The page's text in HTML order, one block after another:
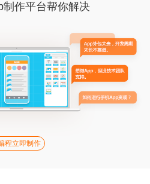
制作平台帮你解决
程立即制作